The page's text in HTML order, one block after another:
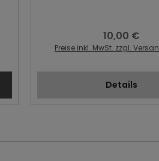
Regulärer Preis:
10,00 €
Preise inkl. MwSt. zzgl.
Details